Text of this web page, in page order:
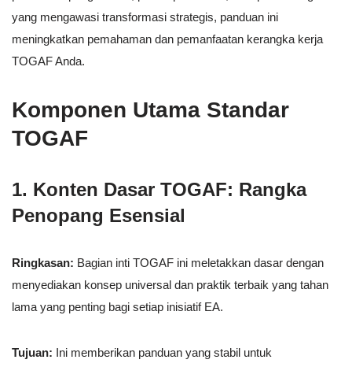
yang mengawasi transformasi strategis, panduan ini
meningkatkan pemahaman dan pemanfaatan kerangka kerja
TOGAF Anda.
Komponen Utama Standar
TOGAF
1. Konten Dasar TOGAF: Rangka
Penopang Esensial
Ringkasan: Bagian inti TOGAF ini meletakkan dasar dengan
menyediakan konsep universal dan praktik terbaik yang tahan
lama yang penting bagi setiap inisiatif EA.
Tujuan: Ini memberikan panduan yang stabil untuk